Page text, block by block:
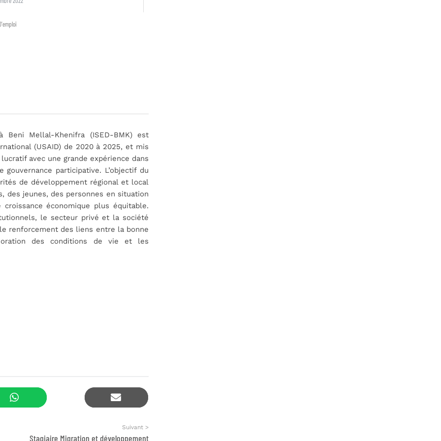
Beni Mellal-Khenifra (ISED-BMK) est
(USAID) de 2020 à 2025, et mis
avec une grande expérience dans
participative. L’objectif du
de développement régional et local
des jeunes, des personnes en situation
économique plus équitable.
le secteur privé et la société
renforcement des liens entre la bonne
des conditions de vie et les
Suivant >
Stagiaire Migration et développement